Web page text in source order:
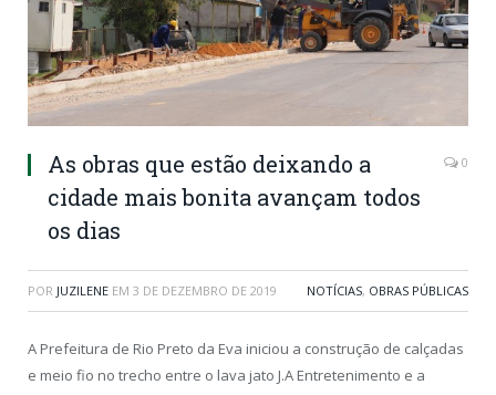
As obras que estão deixando a
cidade mais bonita avançam todos
os dias
0
POR JUZILENE EM 3 DE DEZEMBRO DE 2019 NOTÍCIAS, OBRAS PÚBLICAS
A Prefeitura de Rio Preto da Eva iniciou a construção de calçadas
e meio fio no trecho entre o lava jato J.A Entretenimento e a